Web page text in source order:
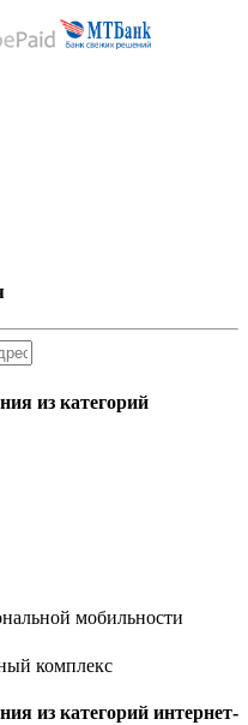
из категорий
мобильности
комплекс
из категорий интернет-